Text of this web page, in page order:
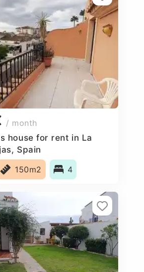
/ month
house for rent in La
Spain
150m2 4